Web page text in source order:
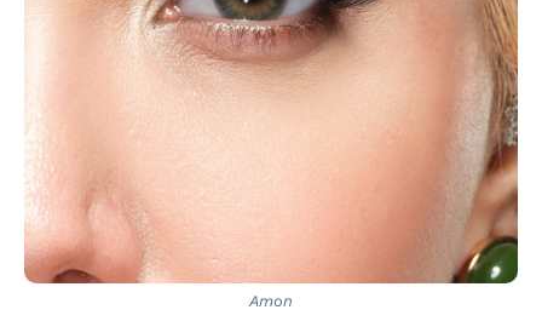
Amon